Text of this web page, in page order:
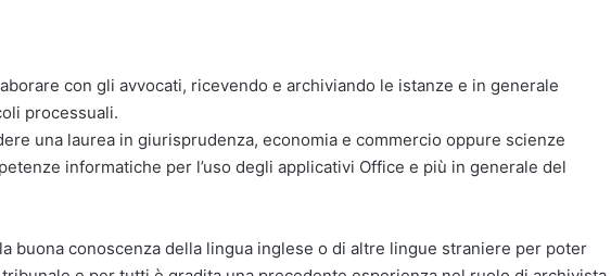
con gli avvocati, ricevendo e archiviando le istanze e in generale
processuali.
una laurea in giurisprudenza, economia e commercio oppure scienze
informatiche per l’uso degli applicativi Office e più in generale del
buona conoscenza della lingua inglese o di altre lingue straniere per poter